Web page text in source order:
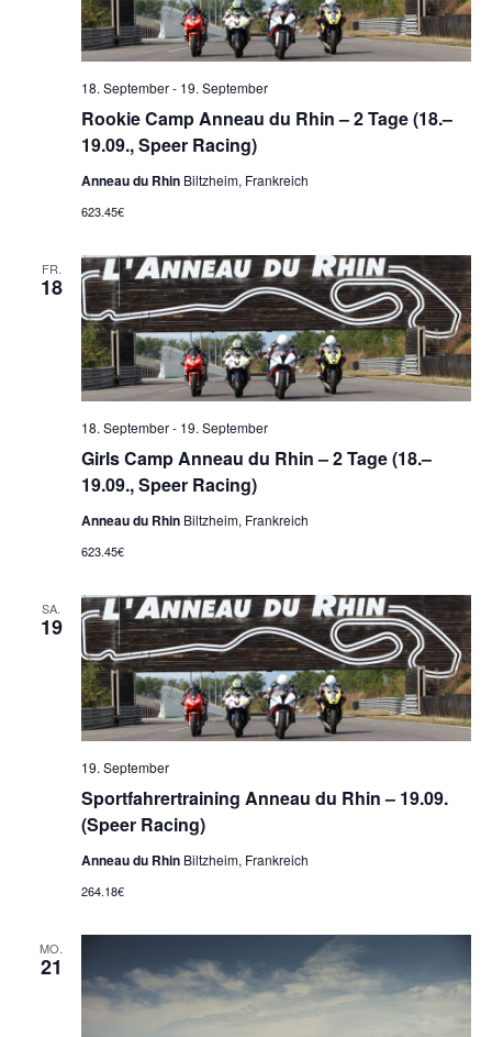
Rookie Camp Anneau du Rhin – 2 Tage (18.–
19.09., Speer Racing)
18. September- 19. September
Anneau du Rhin Biltzheim, Frankreich
623.45€
FR.
18
Girls Camp Anneau du Rhin – 2 Tage (18.–
19.09., Speer Racing)
18. September- 19. September
Anneau du Rhin Biltzheim, Frankreich
623.45€
SA.
19
Sportfahrertraining Anneau du Rhin – 19.09.
(Speer Racing)
19. September
Anneau du Rhin Biltzheim, Frankreich
264.18€
MO.
21